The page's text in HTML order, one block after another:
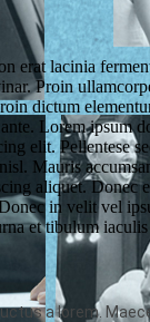
erat lacinia
Proin
dictum
Lorem ipsum
elit. Pellentese
Mauris
aliquet. Donec
in velit vel
et tibulum iaculis
a lorem.